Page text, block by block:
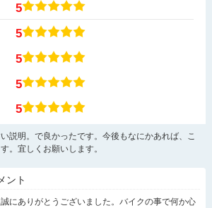
5
5
5
5
5
説明。で良かったです。今後もなにかあれば、こ
。宜しくお願いします。
ント
にありがとうございました。バイクの事で何か心